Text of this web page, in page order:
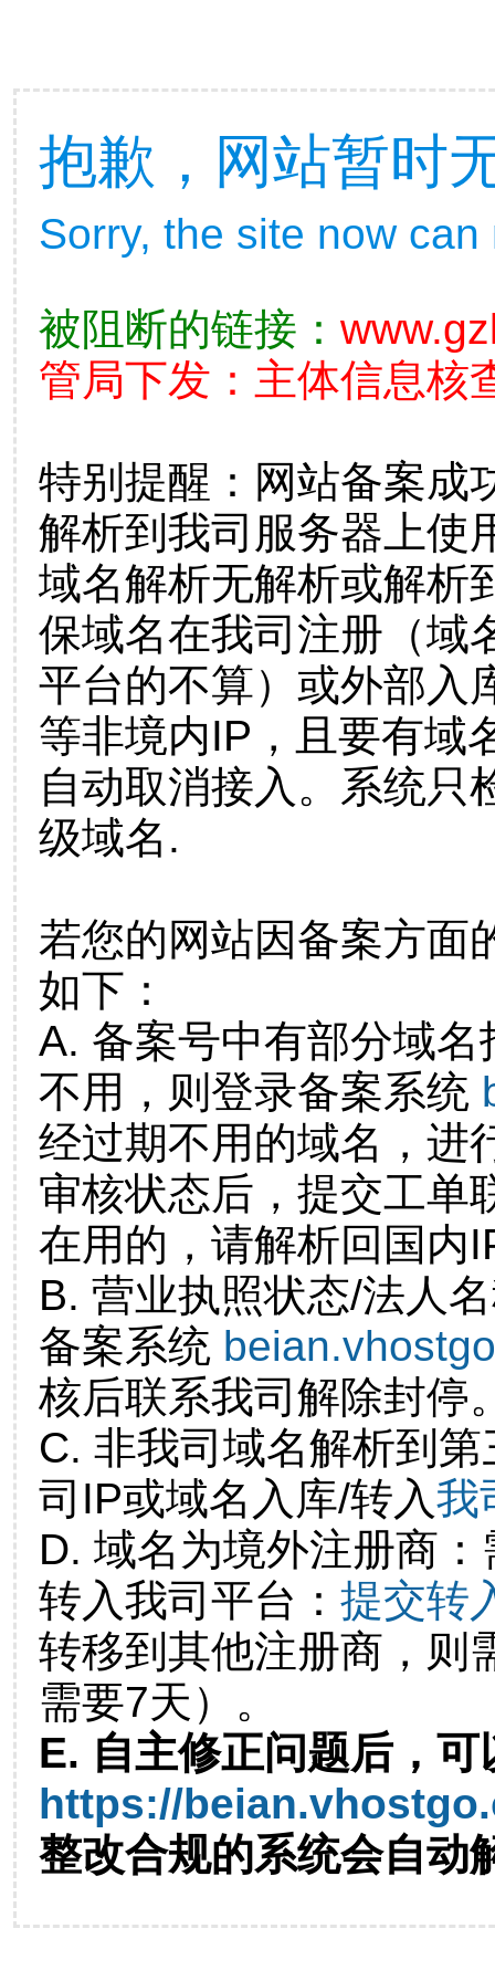
抱歉，网站暂时
Sorry, the site now
被阻断的链接：
管局下发：主体信息核
特别提醒：网站备案成
解析到我司服务器上使
域名解析无解析或解析
保域名在我司注册（域
平台的不算）或外部入
等非境内IP，且要有域
自动取消接入。系统只
级域名.
若您的网站因备案方面
如下：
A. 备案号中有部分域
不用，则登录备案系统
经过期不用的域名，进
审核状态后，提交工单
在用的，请解析回国内
B. 营业执照状态/法人
备案系统
核后联系我司解除封停
C. 非我司域名解析到
司IP或域名入库/转入我
D. 域名为境外注册商
转入我司平台： 提交转
转移到其他注册商，则
需要7天）。
E. 自主修正问题后，可
https://
整改合规的系统会自动